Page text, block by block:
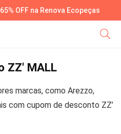
OFF na Renova Ecopeças
ZZ' MALL
marcas, como Arezzo,
com cupom de desconto ZZ’